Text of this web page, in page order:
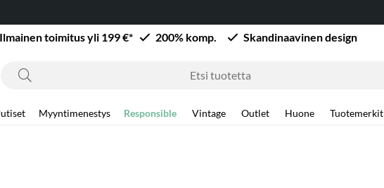
Ilmainen toimitus yli 199 €*
200% komp. Skandinaavinen design
Myyntimenestys Responsible Vintage Outlet Huone Tuotemerkit